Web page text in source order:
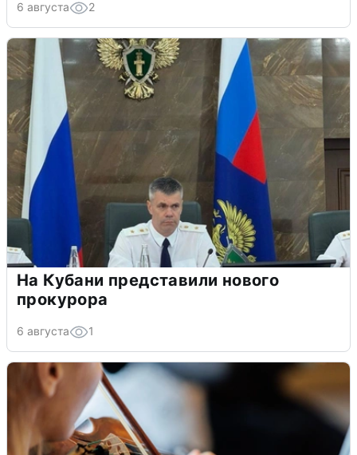
6 августа 2
На Кубани представили нового
прокурора
6 августа 1